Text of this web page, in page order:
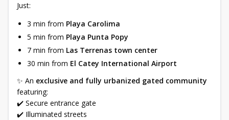
Just:
3 min from Playa Carolima
5 min from Playa Punta Popy
7 min from Las Terrenas town center
30 min from El Catey International Airport
✨ An exclusive and fully urbanized gated community
featuring:
✔️ Secure entrance gate
✔️ Illuminated streets